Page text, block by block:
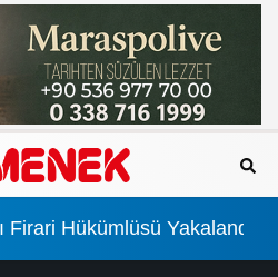
Firari Hükümlüsü Yakalandı